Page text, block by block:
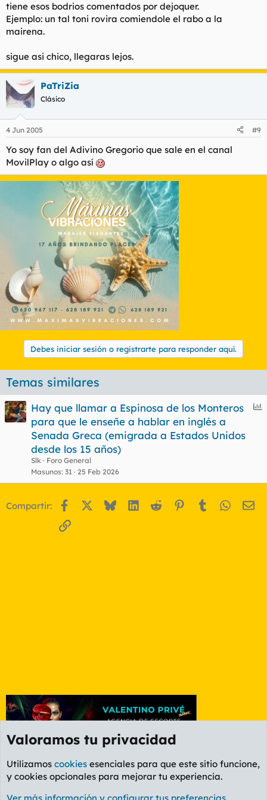
tiene esos bodrios comentados por dejoquer.
Ejemplo: un tal toni rovira comiendole el rabo a la
mairena.
sigue asi chico, llegaras lejos.
PaTriZia
Clásico
4 Jun 2005 #9
Yo soy fan del Adivino Gregorio que sale en el canal
MovilPlay o algo así
Debes iniciar sesión o registrarte para responder aquí.
Temas similares
E
t
Hay que llamar a Espinosa de los Monteros
para que le enseñe a hablar en inglés a
Senada Greca (emigrada a Estados Unidos
desde los 15 años)
Slk
Foro General
Masunos 31 25 Feb 2026
Compartir: Facebook BlueskyLinkedIn
Reddit Pinterest
Tumblr
Enlace
Foro General
Valoramos tu privacidad
Utilizamos cookies esenciales para que este sitio funcione,
y cookies opcionales para mejorar tu experiencia.